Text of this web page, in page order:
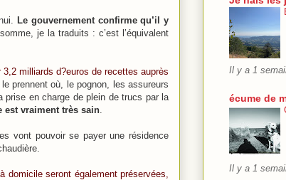
Le gouvernement confirme qu’il y
je la traduits : c’est l’équivalent
3,2 milliards d?euros de recettes auprès
prennent où, le pognon, les assureurs
prise en charge de plein de trucs par la
est vraiment très sain
vont pouvoir se payer une résidence
domicile seront également préservées,
Il y a 1
écume de
Il y a 1